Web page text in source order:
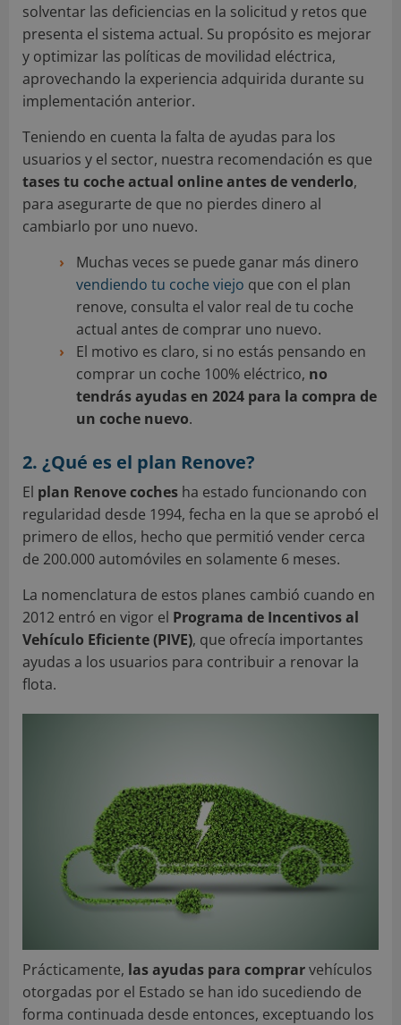
solventar las deficiencias en la solicitud y retos que
presenta el sistema actual. Su propósito es mejorar
y optimizar las políticas de movilidad eléctrica,
aprovechando la experiencia adquirida durante su
implementación anterior.
Teniendo en cuenta la falta de ayudas para los
usuarios y el sector, nuestra recomendación es que
tases tu coche actual online antes de venderlo,
para asegurarte de que no pierdes dinero al
cambiarlo por uno nuevo.
Muchas veces se puede ganar más dinero
vendiendo tu coche viejo que con el plan
renove, consulta el valor real de tu coche
actual antes de comprar uno nuevo.
El motivo es claro, si no estás pensando en
comprar un coche 100% eléctrico, no
tendrás ayudas en 2024 para la compra de
un coche nuevo.
2. ¿Qué es el plan Renove?
El plan Renove coches ha estado funcionando con
regularidad desde 1994, fecha en la que se aprobó el
primero de ellos, hecho que permitió vender cerca
de 200.000 automóviles en solamente 6 meses.
La nomenclatura de estos planes cambió cuando en
2012 entró en vigor el Programa de Incentivos al
Vehículo Eficiente (PIVE), que ofrecía importantes
ayudas a los usuarios para contribuir a renovar la
flota.
Prácticamente, las ayudas para comprarvehículos
otorgadas por el Estado se han ido sucediendo de
forma continuada desde entonces, exceptuando los